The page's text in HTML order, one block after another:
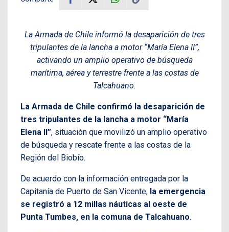
La Armada de Chile informó la desaparición de tres
tripulantes de la lancha a motor “María Elena II”,
activando un amplio operativo de búsqueda
marítima, aérea y terrestre frente a las costas de
Talcahuano.
La Armada de Chile confirmó la desaparición de
tres tripulantes de la lancha a motor “María
Elena II”, situación que movilizó un amplio operativo
de búsqueda y rescate frente a las costas de la
Región del Biobío.
De acuerdo con la información entregada por la
Capitanía de Puerto de San Vicente, la emergencia
se registró a 12 millas náuticas al oeste de
Punta Tumbes, en la comuna de Talcahuano.